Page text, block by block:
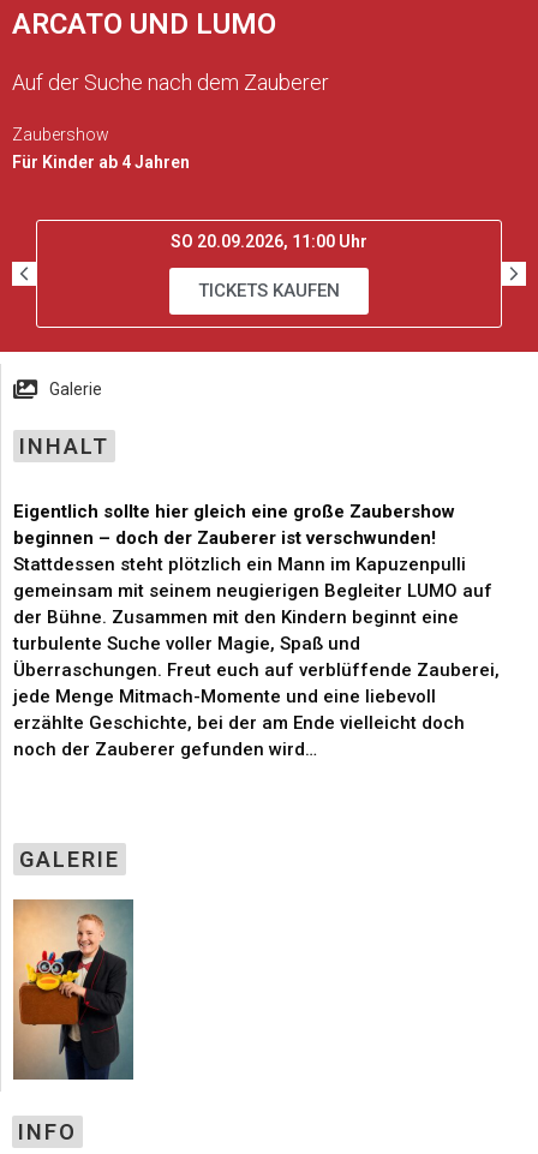
ARCATO UND LUMO
Auf der Suche nach dem Zauberer
Zaubershow
Für Kinder ab 4 Jahren
SO 20.09.2026, 11:00 Uhr
TICKETS KAUFEN
INFO
INHALT
Galerie
Eigentlich sollte hier gleich eine große Zaubershow
beginnen – doch der Zauberer ist verschwunden!
Stattdessen steht plötzlich ein Mann im Kapuzenpulli
gemeinsam mit seinem neugierigen Begleiter LUMO auf
der Bühne. Zusammen mit den Kindern beginnt eine
turbulente Suche voller Magie, Spaß und
Überraschungen. Freut euch auf verblüffende Zauberei,
jede Menge Mitmach-Momente und eine liebevoll
erzählte Geschichte, bei der am Ende vielleicht doch
noch der Zauberer gefunden wird…
GALERIE